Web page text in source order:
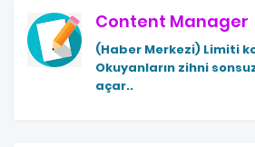
Content Manager
(Haber Merkezi) Limiti
Okuyanların zihni
açar..